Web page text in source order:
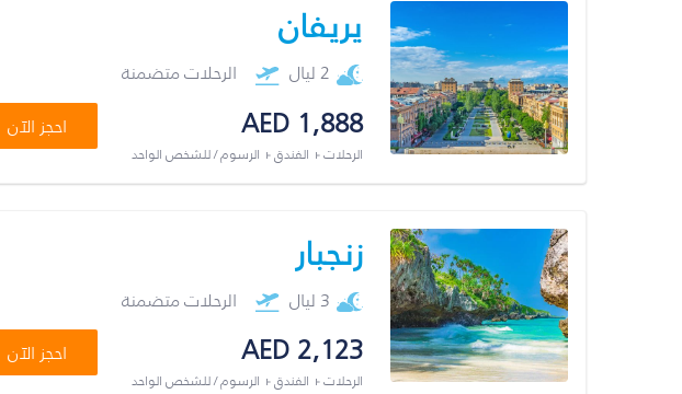
يريفان
2 ليال الرحلات متضمنة
AED 1,888
الرحلات + الفندق + الرسوم / للشخص الواحد
احجز الآن
زنجبار
3 ليال الرحلات متضمنة
AED 2,123
الرحلات + الفندق + الرسوم / للشخص الواحد
احجز الآن